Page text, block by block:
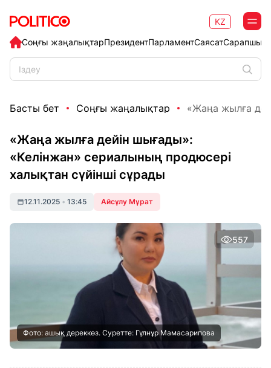
Соңғы жаңалықтарПрезидентПарламентСаясат
KZ
Басты бет Соңғы жаңалықтар «Жаңа жылға
«Жаңа жылға дейін шығады»:
«Келінжан» сериалының продюсері
халықтан сүйінші сұрады
12.11.2025 • 13:45 Айсұлу Мұрат
557
Фото: ашық дереккөз. Суретте: Гүлнұр Мамасарипова